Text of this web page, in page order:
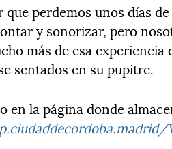
perdemos unos días
y sonorizar, pero
más de esa experiencia
sentados en su pupitre.
la página donde